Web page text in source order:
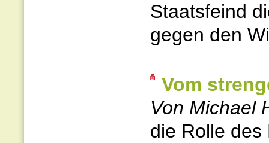
Staatsfeind
gegen den
Vom
Von Michael
die Rolle